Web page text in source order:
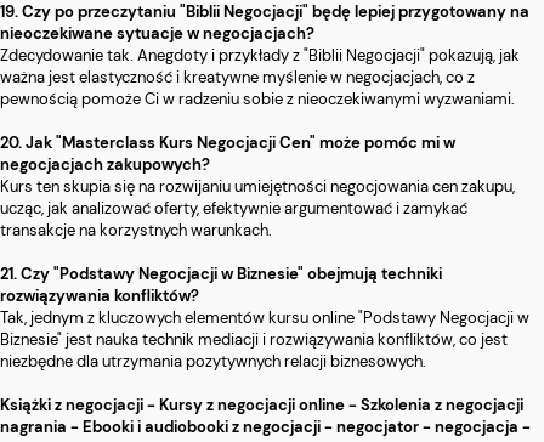
19. Czy po przeczytaniu "Biblii Negocjacji" będę lepiej przygotowany na
nieoczekiwane sytuacje w negocjacjach?
Zdecydowanie tak. Anegdoty i przykłady z "Biblii Negocjacji" pokazują, jak
ważna jest elastyczność i kreatywne myślenie w negocjacjach, co z
pewnością pomoże Ci w radzeniu sobie z nieoczekiwanymi wyzwaniami.
20. Jak "Masterclass Kurs Negocjacji Cen" może pomóc mi w
negocjacjach zakupowych?
Kurs ten skupia się na rozwijaniu umiejętności negocjowania cen zakupu,
ucząc, jak analizować oferty, efektywnie argumentować i zamykać
transakcje na korzystnych warunkach.
21. Czy "Podstawy Negocjacji w Biznesie" obejmują techniki
rozwiązywania konfliktów?
Tak, jednym z kluczowych elementów kursu online "Podstawy Negocjacji w
Biznesie" jest nauka technik mediacji i rozwiązywania konfliktów, co jest
niezbędne dla utrzymania pozytywnych relacji biznesowych.
Książki z negocjacji - Kursy z negocjacji online - Szkolenia z negocjacji
nagrania - Ebooki i audiobooki z negocjacji - negocjator - negocjacja -